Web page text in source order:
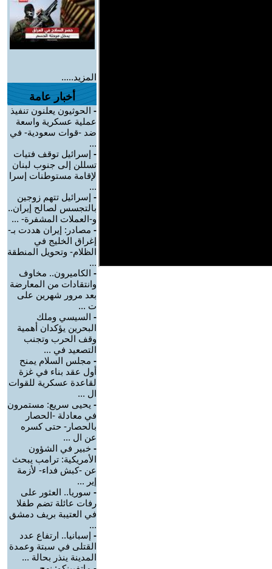
المزيد.....
أخبار عامة
- الحوثيون يعلنون تنفيذ
عملية عسكرية واسعة
ضد -قوات سعودية- في
...
- إسرائيل توقف فتيات
تسللن إلى جنوب لبنان
لإقامة مستوطنات إسرا
...
- إسرائيل تتهم زوجين
بالتجسس لصالح إيران..
و-العملات المشفرة- ...
- مصادر: إيران هددت بـ-
إغراق الخليج في
الظلام- وتحويل المنطقة
...
- الكاميرون.. مخاوف
وانتقادات من المعارضة
بعد مرور شهرين على
ت ...
- السيسي وملك
البحرين يؤكدان أهمية
وقف الحرب وتجنب
التصعيد في ...
- مجلس السلام يمنح
أول عقد بناء في غزة
لقاعدة عسكرية للقوات
ال ...
- يحيى سريع: مستمرون
في معادلة -الحصار
بالحصار- حتى كسره
عن ال ...
- خبير في الشؤون
الأمريكية: ترامب يبحث
عن -كبش فداء- لأزمة
إير ...
- سوريا.. العثور على
رفات عائلة تضم طفلا
في العتيبة بريف دمشق
...
- إسبانيا.. ارتفاع عدد
القتلى في سبتة وعمدة
المدينة ينذر بحالة ...